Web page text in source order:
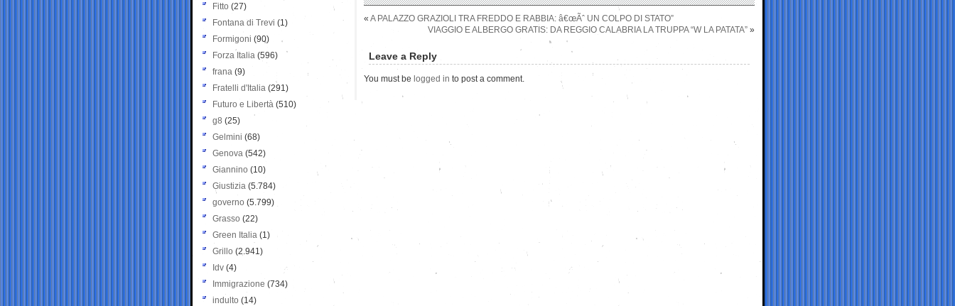
« A PALAZZO GRAZIOLI TRA FREDDO E RABBIA: â€œÃˆ UN COLPO DI STATO”
VIAGGIO E ALBERGO GRATIS: DA REGGIO CALABRIA LA TRUPPA “W LA PATATA” »
Leave a Reply
You must be logged in to post a comment.
Fitto (27)
Fontana di Trevi (1)
Formigoni (90)
Forza Italia (596)
frana (9)
Fratelli d'Italia (291)
Futuro e Libertà (510)
g8 (25)
Gelmini (68)
Genova (542)
Giannino (10)
Giustizia (5.784)
governo (5.799)
Grasso (22)
Green Italia (1)
Grillo (2.941)
Idv (4)
Immigrazione (734)
indulto (14)